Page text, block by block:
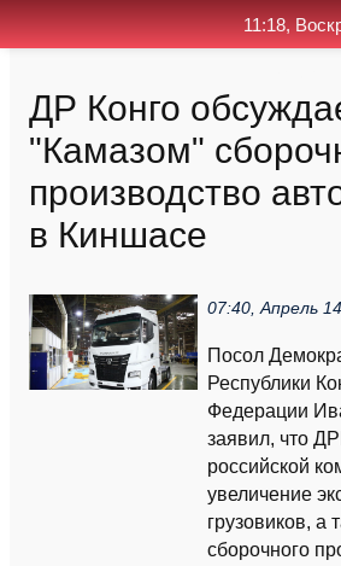
ДР Конго
"Камазом"
производство
в Киншасе
07:40, Апрель
Посол
Республики
Федерации
заявил, что
российской
увеличение
грузовиков, а
сборочного
11:18,